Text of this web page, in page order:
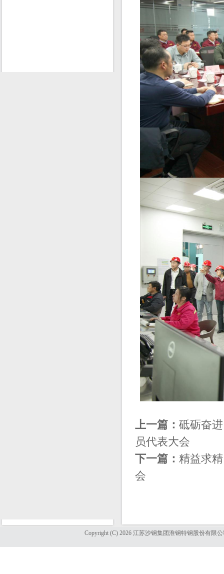
上一篇： 砥砺奋
员代表大会
下一篇： 精益求
会
Copyright (C) 2026 江苏沙钢集团淮钢特钢股份有限